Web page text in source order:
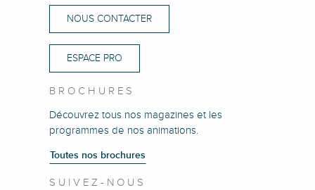
NOUS CONTACTER
ESPACE PRO
BROCHURES
Découvrez tous nos magazines et les
programmes de nos animations.
Toutes nos brochures
SUIVEZ-NOUS